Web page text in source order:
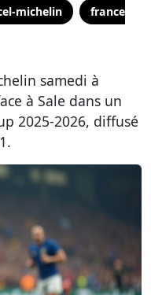
michelin france
samedi à
à Sale dans un
2025-2026, diffusé